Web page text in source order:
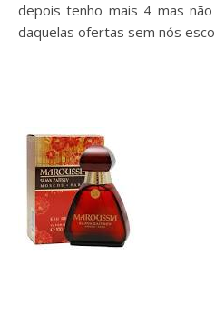
depois tenho mais 4 mas
daquelas ofertas sem nós